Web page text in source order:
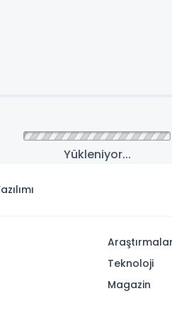
Yükleniyor...
Teknoloji
Magazin